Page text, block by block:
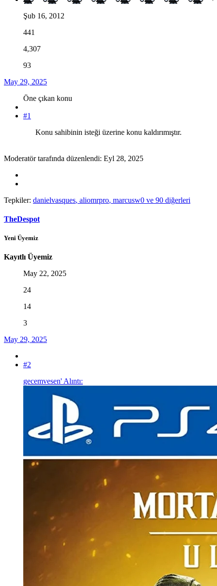
Şub 16, 2012
441
4,307
93
May 29, 2025
Öne çıkan konu
#1
Konu sahibinin isteği üzerine konu kaldırımıştır.
Moderatör tarafında düzenlendi: Eyl 28, 2025
Tepkiler: danielvasques, aliomrpro, marcusw0 ve 90 diğerleri
TheDespot
Yeni Üyemiz
Kayıtlı Üyemiz
May 22, 2025
24
14
3
May 29, 2025
#2
gecemvesen' Alıntı: